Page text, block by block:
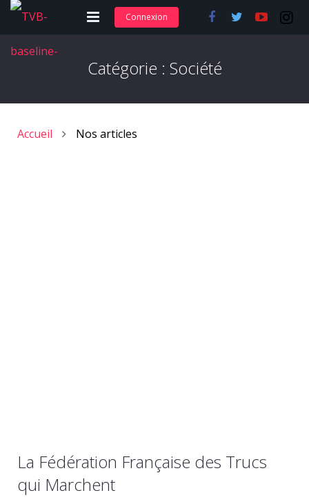
Adhérer et s’abonner
Connexion
Catégorie : Société
Accueil Nos articles
La Fédération Française des Trucs
qui Marchent